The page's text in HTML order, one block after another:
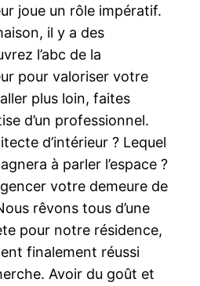
joue un rôle impératif.
il y a des
l’abc de la
pour valoriser votre
plus loin, faites
d’un professionnel.
d’intérieur ? Lequel
à parler l’espace ?
votre demeure de
rêvons tous d’une
pour notre résidence,
finalement réussi
Avoir du goût et